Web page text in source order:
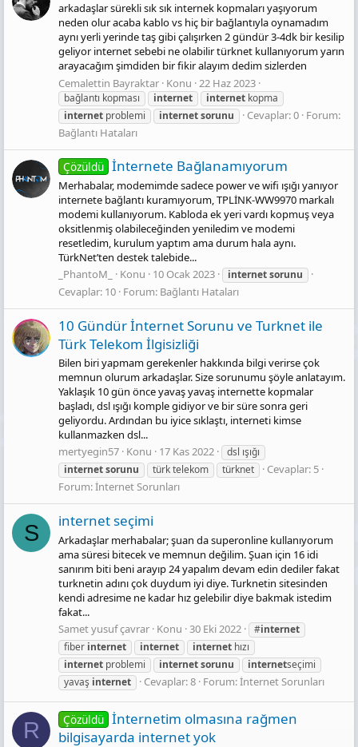
arkadaşlar sürekli sık sık internek kopmaları yaşıyorum
neden olur acaba kablo vs hiç bir bağlantıyla oynamadım
aynı yerli yerinde taş gibi çalışırken 2 gündür 3-4dk bir kesilip
geliyor internet sebebi ne olabilir türknet kullanıyorum yarın
arayacağım şimdiden bir fikir alayım dedim sizlerden
Cemalettin Bayraktar Konu 22 Haz 2023
bağlantı kopması internet internet kopma
internet problemi internetsorunu Cevaplar: 0 Forum:
Bağlantı Hataları
Çözüldü İnternete Bağlanamıyorum
Merhabalar, modemimde sadece power ve wifi ışığı yanıyor
internete bağlantı kuramıyorum, TPLİNK-WW9970 markalı
modemi kullanıyorum. Kabloda ek yeri vardı kopmuş veya
oksitlenmiş olabileceğinden yeniledim ve modemi
resetledim, kurulum yaptım ama durum hala aynı.
TürkNet’ten destek talebide...
_PhantoM_
Konu 10 Ocak 2023 internetsorunu
Cevaplar: 10 Forum: Bağlantı Hataları
10 Gündür İnternet Sorunu ve Turknet ile
Türk Telekom İlgisizliği
Bilen biri yapmam gerekenler hakkında bilgi verirse çok
memnun olurum arkadaşlar. Size sorunumu şöyle anlatayım.
Yaklaşık 10 gün önce yavaş yavaş internette kopmalar
başladı, dsl ışığı komple gidiyor ve bir süre sonra geri
geliyordu. Ardından bu iyice sıklaştı, interneti kimse
kullanmazken dsl...
mertyegin57 Konu 17 Kas 2022
dsl ışığı
internetsorunu türk telekom türknet
Cevaplar: 5
Forum:İnternet Sorunları
S internet seçimi
Arkadaşlar merhabalar; şuan da superonline kullanıyorum
ama süresi bitecek ve memnun değilim. Şuan için 16 idi
sanırım biti beni arayıp 24 yapalım devam edin dediler fakat
turknetin adını çok duydum iyi diye. Turknetin sitesinden
kendi adresime ne kadar hız gelebilir diye bakmak istedim
fakat...
Samet yusuf çavrar Konu 30 Eki 2022 #internet
fiber internet internet internet hızı
internet problemi internetsorunu internetseçimi
yavaş internet Cevaplar: 8 Forum:İnternet Sorunları
R Çözüldü İnternetim olmasına rağmen
bilgisayarda internet yok